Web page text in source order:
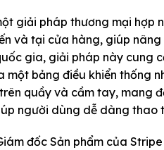
giải pháp thương mại hợp
và tại cửa hàng, giúp
gia, giải pháp này cung
một bảng điều khiển thống
quầy và cầm tay, mang
người dùng dễ dàng thao
đốc Sản phẩm của